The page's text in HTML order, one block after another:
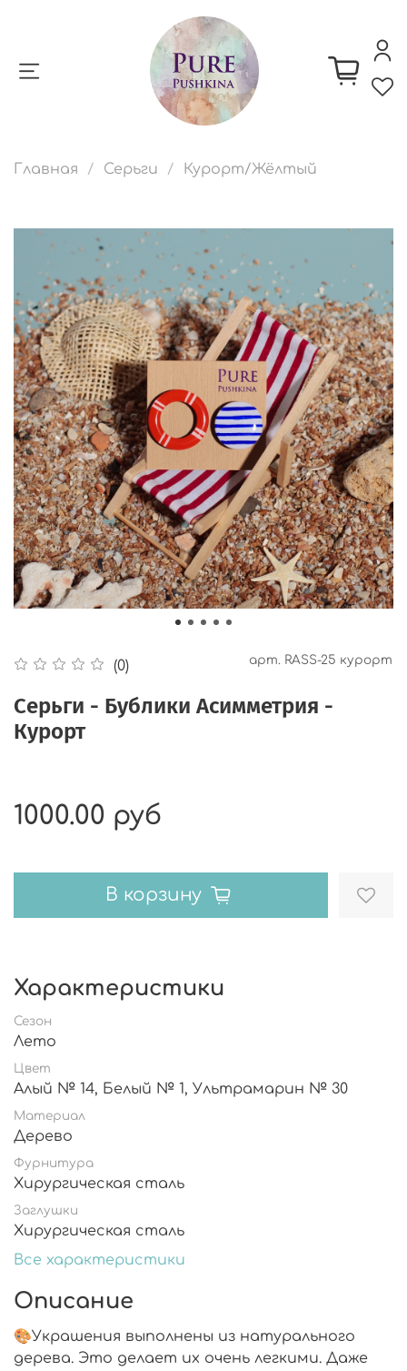
Главная Серьги Курорт/Жёлтый
(0) арт. RASS-25 курорт
Серьги - Бублики Асимметрия -
Курорт
1000.00 руб
В корзину
Характеристики
Сезон
Лето
Цвет
Алый № 14, Белый № 1, Ультрамарин № 30
Материал
Дерево
Фурнитура
Хирургическая сталь
Заглушки
Хирургическая сталь
Все характеристики
Описание
🎨Украшения выполнены из натурального
дерева. Это делает их очень легкими. Даже